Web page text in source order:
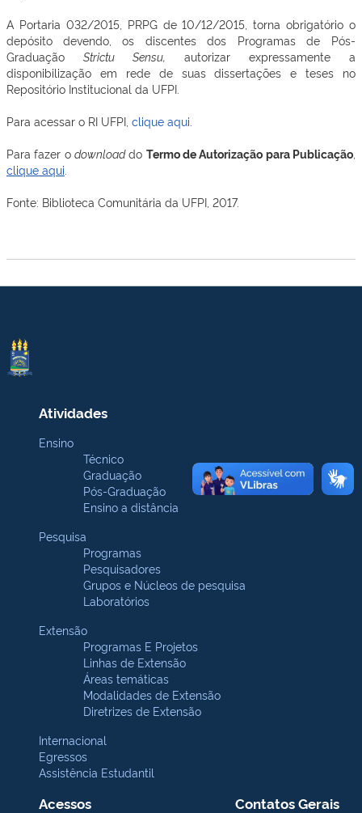
A Portaria 032/2015, PRPG de 10/12/2015, torna obrigatório o
depósito
devendo,os discentes dos Programas de Pós-
GraduaçãoStrictu Sensu, autorizar expressamente a
disponibilização em rede de suas dissertações e teses no
Repositório Institucional da UFPI.
Para acessar o RI UFPI, clique aqui
Para fazer o downloaddo Termo de Autorização para Publicação
clique aqui
Fonte: Biblioteca Comunitária da UFPI, 2017.
Atividades
Ensino
Técnico
Graduação
Pós-Graduação
Ensino a distância
Pesquisa
Programas
Pesquisadores
Grupos e Núcleos de pesquisa
Laboratórios
Extensão
Programas E Projetos
Linhas de Extensão
Áreas temáticas
Modalidades de Extensão
Diretrizes de Extensão
Internacional
Egressos
Assistência Estudantil
Acessos Contatos Gerais